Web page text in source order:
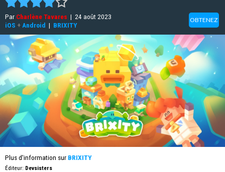
Par Charlène Tavares | 24 août 2023
iOS + Android | BRIXITY
OBTENEZ
Plus d'information sur BRIXITY
Éditeur: Devsisters